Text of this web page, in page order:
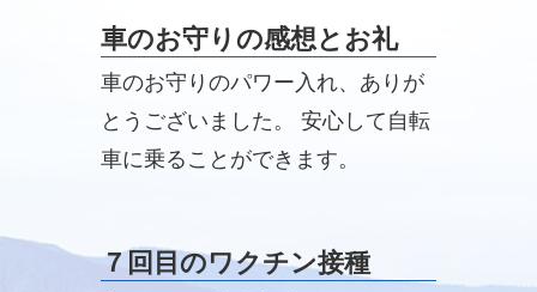
車のお守りの感想とお礼
車のお守りのパワー入れ、ありが
とうございました。 安心して自転
車に乗ることができます。
７回目のワクチン接種